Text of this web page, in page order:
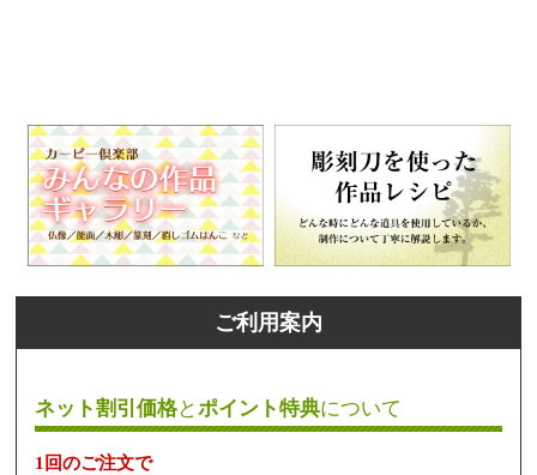
ご利用案内
ネット割引価格とポイント特典について
1回のご注文で